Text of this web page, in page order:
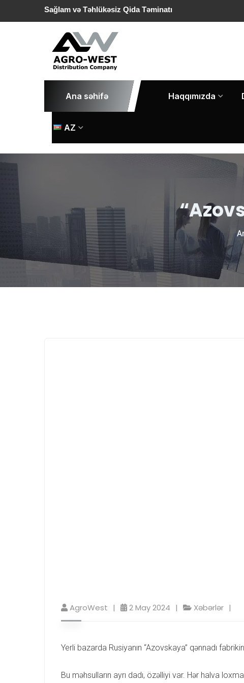
Sağlam və Təhlükəsiz Qida Təminatı
Ana səhifə Haqqımızda
AZ
AgroWest 2 May 2024 Xəbərlər
Yerli bazarda Rusiyanın “Azovskaya” qənnadı
Bu məhsulların ayrı dadı, özəlliyi var. Hər halva